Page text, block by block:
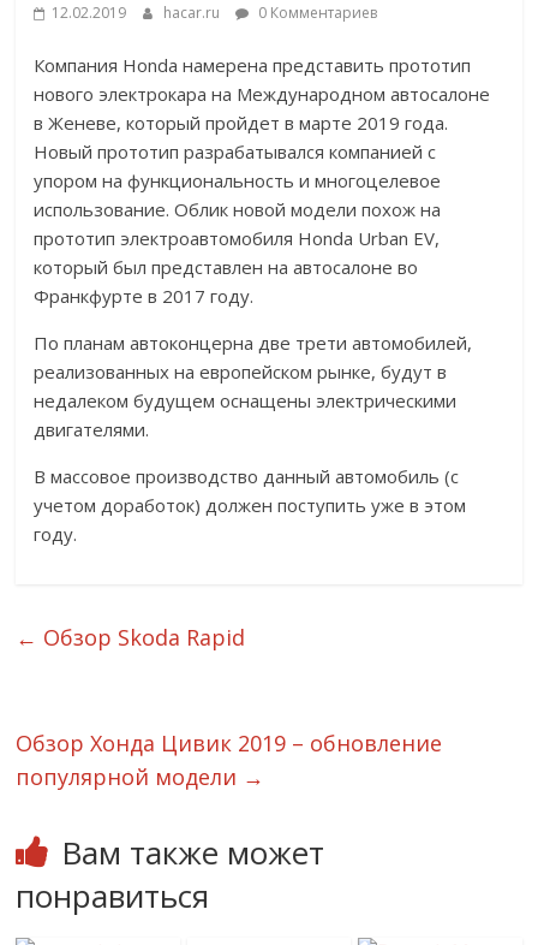
12.02.2019 hacar.ru 0 Комментариев
Компания Honda намерена представить прототип
нового электрокара на Международном автосалоне
в Женеве, который пройдет в марте 2019 года.
Новый прототип разрабатывался компанией с
упором на функциональность и многоцелевое
использование. Облик новой модели похож на
прототип электроавтомобиля Honda Urban EV,
который был представлен на автосалоне во
Франкфурте в 2017 году.
По планам автоконцерна две трети автомобилей,
реализованных на европейском рынке, будут в
недалеком будущем оснащены электрическими
двигателями.
В массовое производство данный автомобиль (с
учетом доработок) должен поступить уже в этом
году.
← Обзор Skoda Rapid
Обзор Хонда Цивик 2019 – обновление
популярной модели →
Вам также может
понравиться